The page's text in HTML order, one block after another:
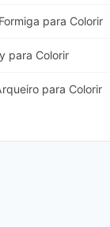
para Colorir
para Colorir
para Colorir